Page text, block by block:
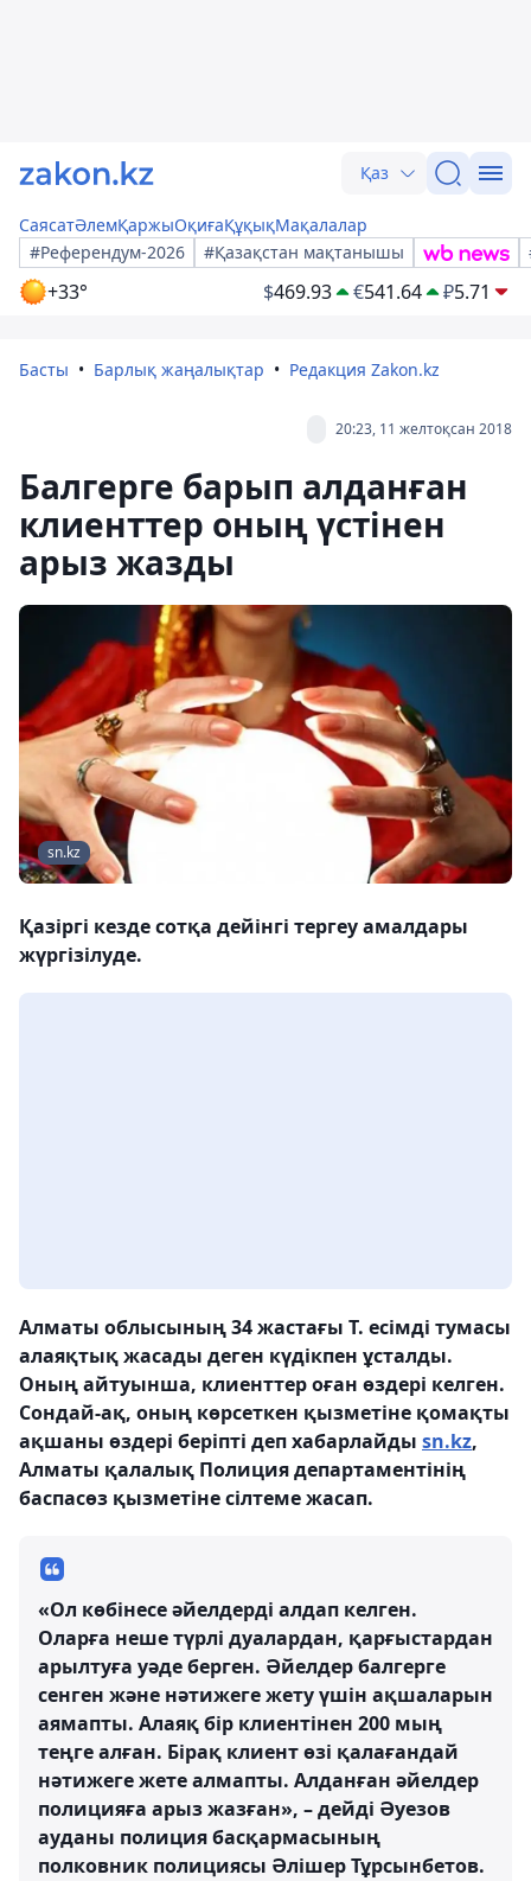
Қаз
СаясатӘлемҚаржыОқиғаҚұқықМақалалар
#Референдум-2026
#Қазақстан мақтанышы
+33° $469.93 €541.64 ₽5.71
Басты Барлық жаңалықтар Редакция Zakon.kz
20:23, 11 желтоқсан 2018
Балгерге барып алданған
клиенттер оның үстінен
арыз жазды
sn.kz
Қазіргі кезде сотқа дейінгі тергеу амалдары
жүргізілуде.
Алматы облысының 34 жастағы Т. есімді тумасы
алаяқтық жасады деген күдікпен ұсталды.
Оның айтуынша, клиенттер оған өздері келген.
Сондай-ақ, оның көрсеткен қызметіне қомақты
ақшаны өздері беріпті деп хабарлайды sn.kz,
Алматы қалалық Полиция департаментінің
баспасөз қызметіне сілтеме жасап.
«Ол көбінесе әйелдерді алдап келген.
Оларға неше түрлі дуалардан, қарғыстардан
арылтуға уәде берген. Әйелдер балгерге
сенген және нәтижеге жету үшін ақшаларын
аямапты. Алаяқ бір клиентінен 200 мың
теңге алған. Бірақ клиент өзі қалағандай
нәтижеге жете алмапты. Алданған әйелдер
полицияға арыз жазған», – дейді Әуезов
ауданы полиция басқармасының
полковник полициясы Әлішер Тұрсынбетов.